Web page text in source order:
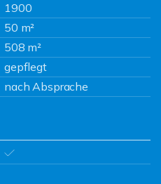
1900
50 m²
508 m²
gepflegt
nach Absprache